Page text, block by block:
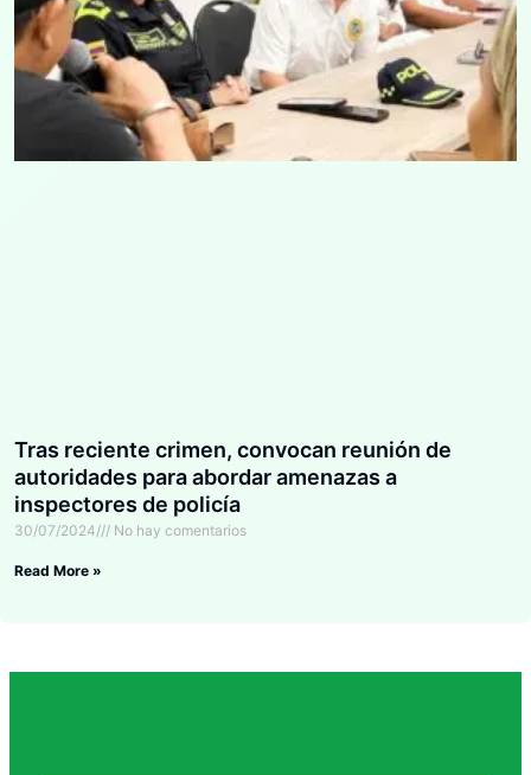
Tras reciente crimen, convocan reunión de
autoridades para abordar amenazas a
inspectores de policía
30/07/2024 No hay comentarios
Read More »